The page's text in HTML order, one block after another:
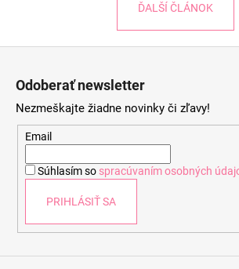
ĎALŠÍ ČLÁNOK
Odoberať newsletter
Nezmeškajte žiadne novinky či zľavy!
Email
Súhlasím so spracúvaním osobných
PRIHLÁSIŤ SA